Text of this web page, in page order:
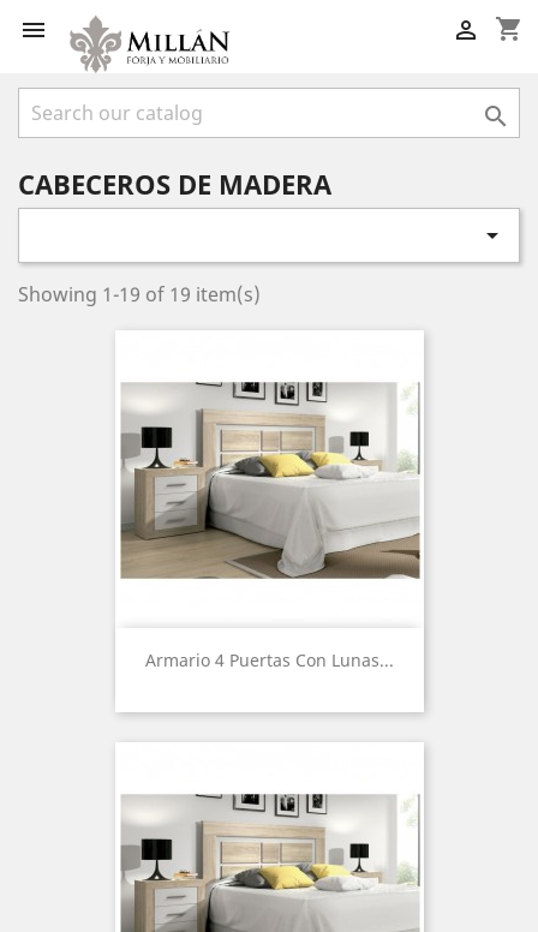
 shopping_cart


CABECEROS DE MADERA

Showing 1-19 of 19 item(s)
Armario 4 Puertas Con Lunas...